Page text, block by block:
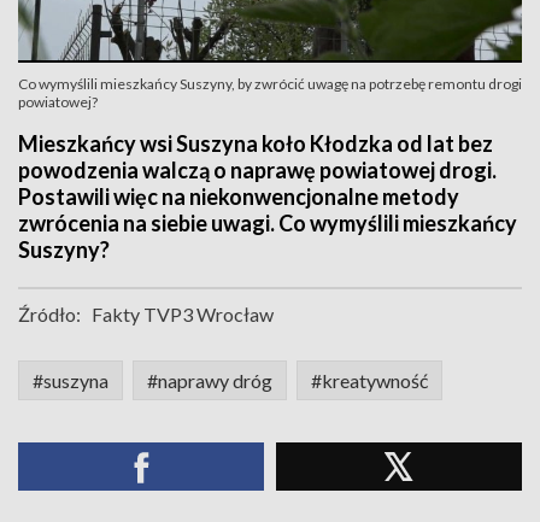
Co wymyślili mieszkańcy Suszyny, by zwrócić uwagę na potrzebę remontu drogi
powiatowej?
Mieszkańcy wsi Suszyna koło Kłodzka od lat bez
powodzenia walczą o naprawę powiatowej drogi.
Postawili więc na niekonwencjonalne metody
zwrócenia na siebie uwagi. Co wymyślili mieszkańcy
Suszyny?
Źródło: Fakty TVP3 Wrocław
#suszyna #naprawy dróg #kreatywność